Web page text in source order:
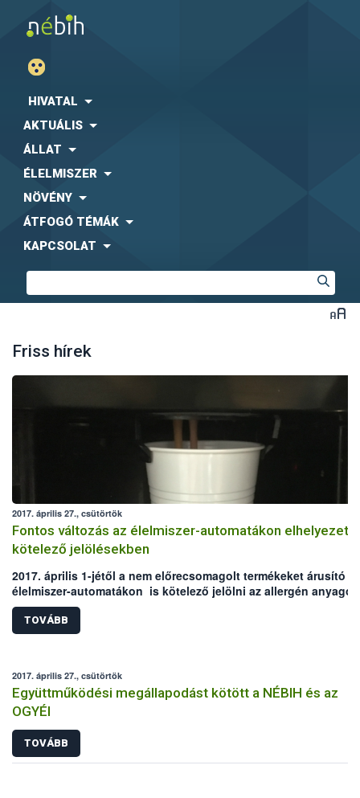
HIVATAL
AKTUÁLIS
ÁLLAT
ÉLELMISZER
NÖVÉNY
ÁTFOGÓ TÉMÁK
KAPCSOLAT
Friss hírek
2017. április 27., csütörtök
Fontos változás az élelmiszer-automatákon elhelyezett
kötelező jelölésekben
2017. április 1-jétől a nem előrecsomagolt termékeket árusító
élelmiszer-automatákon is kötelező jelölni az allergén
A módosítás az előrecsomagolt termékeket (pl. csokoládék,
szendvicsek) kínáló gépeket nem érinti, ez esetben továbbra is
élelmiszerek csomagolásán találják meg a vásárlók az
TOVÁBB
2017. április 27., csütörtök
Együttműködési megállapodást kötött a NÉBIH és az
OGYÉI
TOVÁBB